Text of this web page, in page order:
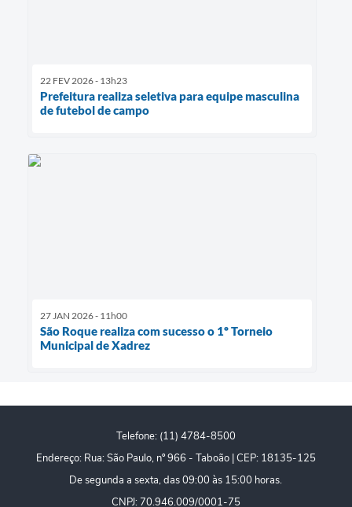
22 FEV 2026 - 13h23
Prefeitura realiza seletiva para equipe masculina
de futebol de campo
27 JAN 2026 - 11h00
São Roque realiza com sucesso o 1º Torneio
Municipal de Xadrez
Telefone: (11) 4784-8500
Endereço: Rua: São Paulo, nº 966 - Taboão | CEP: 18135-125
De segunda a sexta, das 09:00 às 15:00 horas.
CNPJ: 70.946.009/0001-75